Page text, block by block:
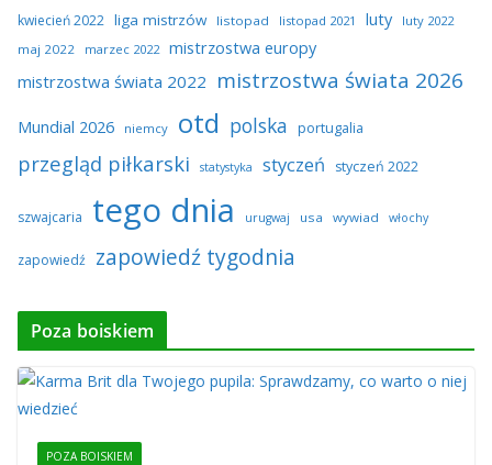
kwiecień 2022 liga mistrzów listopad listopad 2021 luty
luty 2022
maj 2022
marzec 2022 mistrzostwa europy
mistrzostwa świata 2022 mistrzostwa świata 2026
Mundial 2026 niemcy otd polska portugalia
przegląd piłkarski statystyka styczeń styczeń 2022
szwajcaria tego dnia urugwaj usa wywiad włochy
zapowiedź zapowiedź tygodnia
Poza boiskiem
POZA BOISKIEM